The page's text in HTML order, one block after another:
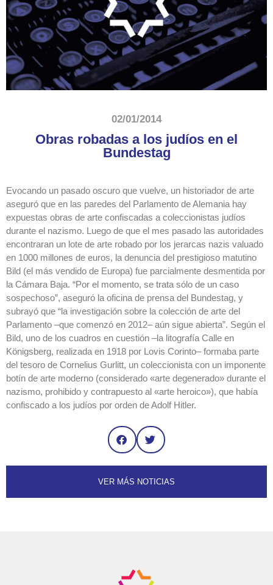
02/01/2014
Obras robadas a los judíos en el
Bundestag
Evocando un pasado oscuro que vuelve, un historiador de arte
aseguró que en las paredes del Parlamento de Alemania hay
expuestas obras de arte confiscadas a coleccionistas judíos
durante el nazismo. Luego de que el mes pasado las autoridades
encontraran un lote de arte robado por los jerarcas nazis valuado
en 1000 millones de euros, la denuncia del prestigioso matutino
Bild (el más vendido de Europa) fue parcialmente desmentida por
la Cámara Baja. “Por el momento, se trata sólo de un caso
sospechoso”, aseguró la oficina de prensa del Bundestag, y
subrayó que “la investigación sobre la colección de arte del
Parlamento –que comenzó en 2012– aún sigue abierta”. Según el
Bild, uno de los cuadros en cuestión –la litografía Calle en
Königsberg, realizada en 1918 por Lovis Corinto– formaba parte
del tesoro de Cornelius Gurlitt, un coleccionista con un imponente
botín de arte moderno (considerado «arte degenerado» durante el
nazismo, prohibido y contrapuesto al «arte heroico»), que había
confiscado a los judíos por orden de Adolf Hitler.
VER MÁS NOTICIAS